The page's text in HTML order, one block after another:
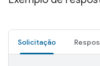
Solicitação